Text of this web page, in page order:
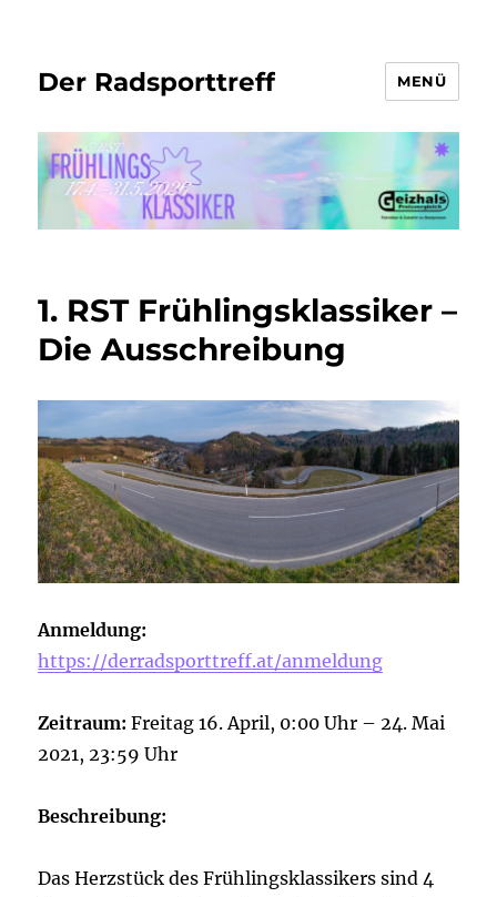
Der Radsporttreff MENÜ
1. RST Frühlingsklassiker –
Die Ausschreibung
Anmeldung:
https://derradsporttreff.at/anmeldung
Zeitraum: Freitag 16. April, 0:00 Uhr – 24. Mai
2021, 23:59 Uhr
Beschreibung:
Das Herzstück des Frühlingsklassikers sind 4